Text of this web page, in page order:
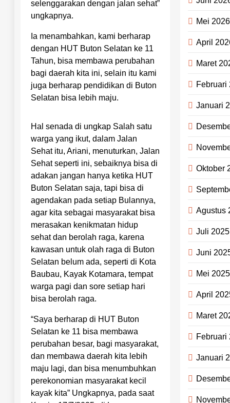
selenggarakan dengan jalan sehat”
ungkapnya.
Ia menambahkan, kami berharap
dengan HUT Buton Selatan ke 11
Tahun, bisa membawa perubahan
bagi daerah kita ini, selain itu kami
juga berharap pendidikan di Buton
Selatan bisa lebih maju.
Hal senada di ungkap Salah satu
warga yang ikut, dalam Jalan
Sehat itu, Ariani, menuturkan, Jalan
Sehat seperti ini, sebaiknya bisa di
adakan jangan hanya ketika HUT
Buton Selatan saja, tapi bisa di
agendakan pada setiap Bulannya,
agar kita sebagai masyarakat bisa
merasakan kenikmatan hidup
sehat dan berolah raga, karena
kawasan untuk olah raga di Buton
Selatan belum ada, seperti di Kota
Baubau, Kayak Kotamara, tempat
warga pagi dan sore setiap hari
bisa berolah raga.
“Saya berharap di HUT Buton
Selatan ke 11 bisa membawa
perubahan besar, bagi masyarakat,
dan membawa daerah kita lebih
maju lagi, dan bisa menumbuhkan
perekonomian masyarakat kecil
kayak kita” Ungkapnya, pada saat
Mei 2026
April
Maret
Februari
Januari
Oktober
Agustus
Juli 2025
Juni
Mei 2025
April
Maret
Februari
Januari